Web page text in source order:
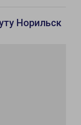
Норильск